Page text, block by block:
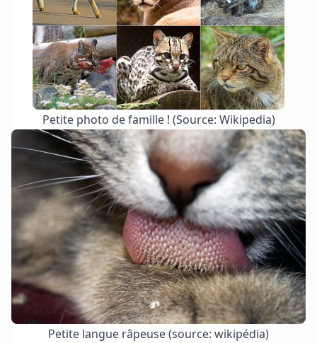
Petite photo de famille ! (Source: Wikipedia)
Petite langue râpeuse (source: wikipédia)